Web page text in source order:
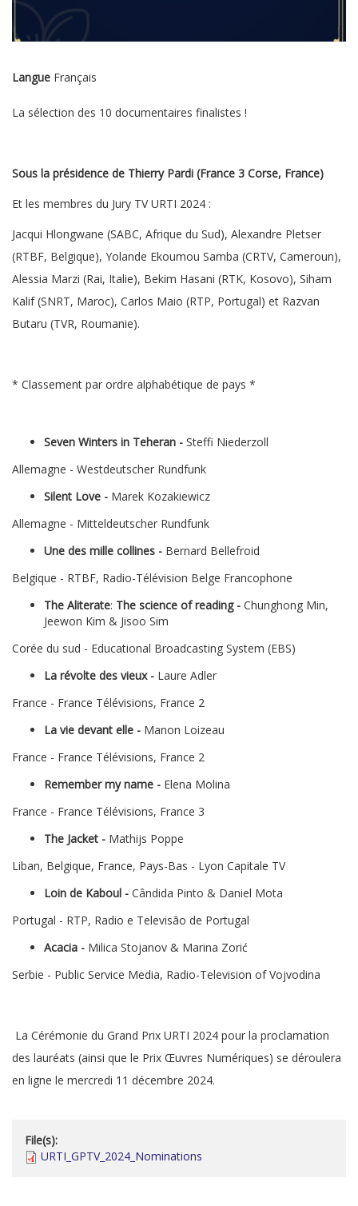
Langue Français
La sélection des 10 documentaires finalistes !
Sous la présidence de Thierry Pardi (France 3 Corse, France)
Et les membres du Jury TV URTI 2024 :
Jacqui Hlongwane (SABC, Afrique du Sud), Alexandre Pletser
(RTBF, Belgique), Yolande Ekoumou Samba (CRTV, Cameroun),
Alessia Marzi (Rai, Italie), Bekim Hasani (RTK, Kosovo), Siham
Kalif (SNRT, Maroc), Carlos Maio (RTP, Portugal) et Razvan
Butaru (TVR, Roumanie).
* Classement par ordre alphabétique de pays *
Seven Winters in Teheran - Steffi Niederzoll
Allemagne - Westdeutscher Rundfunk
Silent Love - Marek Kozakiewicz
Allemagne - Mitteldeutscher Rundfunk
Une des mille collines - Bernard Bellefroid
Belgique - RTBF, Radio-Télévision Belge Francophone
The Aliterate: The science of reading - Chunghong Min,
Jeewon Kim & Jisoo Sim
Corée du sud - Educational Broadcasting System (EBS)
La révolte des vieux - Laure Adler
France - France Télévisions, France 2
La vie devant elle - Manon Loizeau
France - France Télévisions, France 2
Remember my name - Elena Molina
France - France Télévisions, France 3
The Jacket - Mathijs Poppe
Liban, Belgique, France, Pays-Bas - Lyon Capitale TV
Loin de Kaboul - Cândida Pinto & Daniel Mota
Portugal - RTP, Radio e Televisão de Portugal
Acacia - Milica Stojanov & Marina Zorić
Serbie - Public Service Media, Radio-Television of Vojvodina
La Cérémonie du Grand Prix URTI 2024 pour la proclamation
des lauréats (ainsi que le Prix Œuvres Numériques) se déroulera
en ligne le mercredi 11 décembre 2024.
File(s):
URTI_GPTV_2024_Nominations